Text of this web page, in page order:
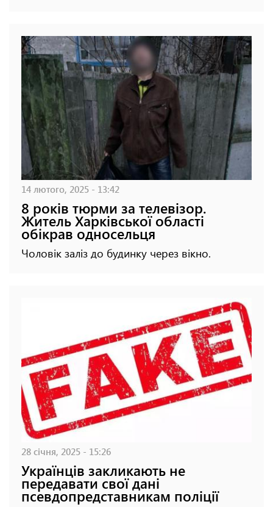
14 лютого, 2025 - 13:42
8 років тюрми за телевізор.
Житель Харківської області
обікрав односельця
Чоловік заліз до будинку через вікно.
28 січня, 2025 - 15:26
Українців закликають не
передавати свої дані
псевдопредставникам поліції